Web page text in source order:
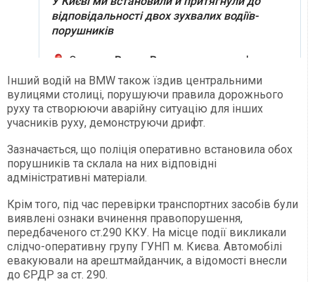
Інший водій на BMW також їздив центральними
вулицями столиці, порушуючи правила дорожнього
руху та створюючи аварійну ситуацію для інших
учасників руху, демонструючи дрифт.
Зазначається, що поліція оперативно встановила обох
порушників та склала на них відповідні
адміністративні матеріали.
Крім того, під час перевірки транспортних засобів були
виявлені ознаки вчинення правопорушення,
передбаченого ст.290 ККУ. На місце події викликали
слідчо-оперативну групу ГУНП м. Києва. Автомобілі
евакуювали на арештмайданчик, а відомості внесли
до ЄРДР за ст. 290.